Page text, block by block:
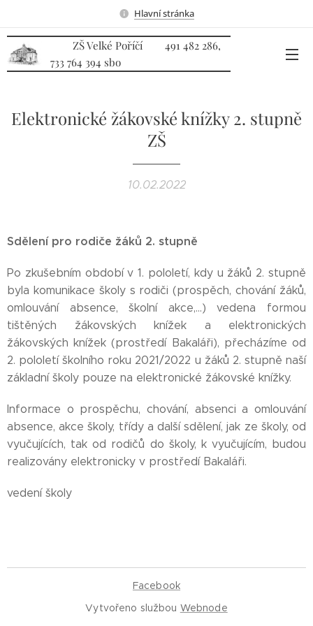
Hlavní stránka
ZŠ Velké Poříčí 491 482 286,
733 764 394 sbo
Elektronické žákovské knížky 2. stupně
ZŠ
10.02.2022
Sdělení pro rodiče žáků 2. stupně
Po zkušebním období v 1. pololetí, kdy u žáků 2. stupně
byla komunikace školy s rodiči (prospěch, chování žáků,
omlouvání absence, školní akce,...) vedena formou
tištěných žákovských knížek a elektronických
žákovských knížek (prostředí Bakaláři), přecházíme od
2. pololetí školního roku 2021/2022 u žáků 2. stupně naší
základní školy pouze na elektronické žákovské knížky.
Informace o prospěchu, chování, absenci a omlouvání
absence, akce školy, třídy a další sdělení, jak ze školy, od
vyučujících, tak od rodičů do školy, k vyučujícím, budou
realizovány elektronicky v prostředí Bakaláři.
vedení školy
Facebook
Vytvořeno službou Webnode